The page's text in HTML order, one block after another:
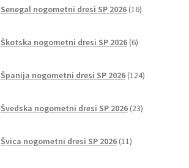
Senegal nogometni dresi SP 2026 16izdelkov
Škotska nogometni dresi SP 2026 6izdelkov
Španija nogometni dresi SP 2026 124izdelkov
Švedska nogometni dresi SP 2026 23izdelkov
Švica nogometni dresi SP 2026 11izdelkov